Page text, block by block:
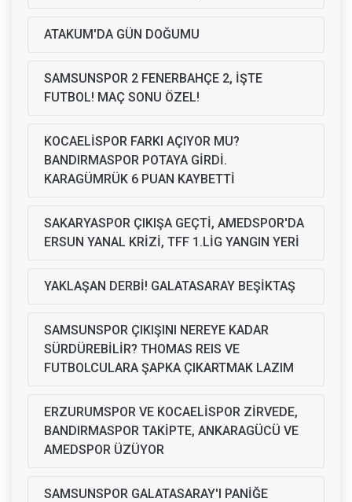
ATAKUM'DA GÜN DOĞUMU
SAMSUNSPOR 2 FENERBAHÇE 2, İŞTE
FUTBOL! MAÇ SONU ÖZEL!
KOCAELİSPOR FARKI AÇIYOR MU?
BANDIRMASPOR POTAYA GİRDİ.
KARAGÜMRÜK 6 PUAN KAYBETTİ
SAKARYASPOR ÇIKIŞA GEÇTİ, AMEDSPOR'DA
ERSUN YANAL KRİZİ, TFF 1.LİG YANGIN YERİ
YAKLAŞAN DERBİ! GALATASARAY BEŞİKTAŞ
SAMSUNSPOR ÇIKIŞINI NEREYE KADAR
SÜRDÜREBİLİR? THOMAS REIS VE
FUTBOLCULARA ŞAPKA ÇIKARTMAK LAZIM
ERZURUMSPOR VE KOCAELİSPOR ZİRVEDE,
BANDIRMASPOR TAKİPTE, ANKARAGÜCÜ VE
AMEDSPOR ÜZÜYOR
SAMSUNSPOR GALATASARAY'I PANİĞE